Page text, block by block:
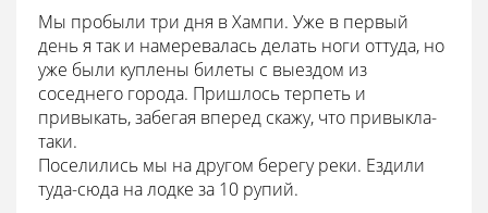
Мы пробыли три дня в Хампи. Уже в первый
день я так и намеревалась делать ноги оттуда, но
уже были куплены билеты с выездом из
соседнего города. Пришлось терпеть и
привыкать, забегая вперед скажу, что привыкла-
таки.
Поселились мы на другом берегу реки. Ездили
туда-сюда на лодке за 10 рупий.